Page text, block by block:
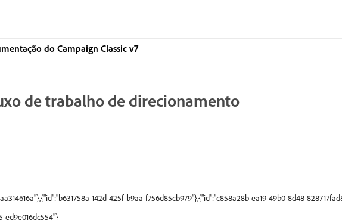
do Campaign Classic v7
de trabalho de direcionamento
142d-425f-b9aa-f756d85cb979"},{"id":"c858a28b-ea19-49b0-8d48-
ed9e016dc554"}